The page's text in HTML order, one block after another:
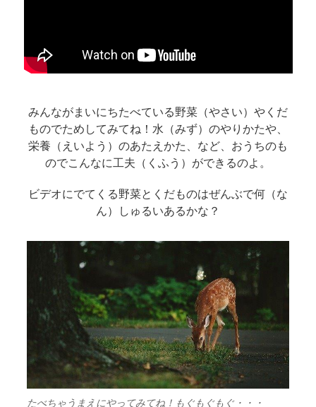
みんながまいにちたべている野菜（やさい）やくだ
ものでためしてみてね！水（みず）のやりかたや、
栄養（えいよう）のあたえかた、など、おうちのも
のでこんなに工夫（くふう）ができるのよ。
ビデオにでてくる野菜とくだものはぜんぶで何（な
ん）しゅるいあるかな？
たべちゃうまえにやってみてね！もぐもぐもぐ・・・